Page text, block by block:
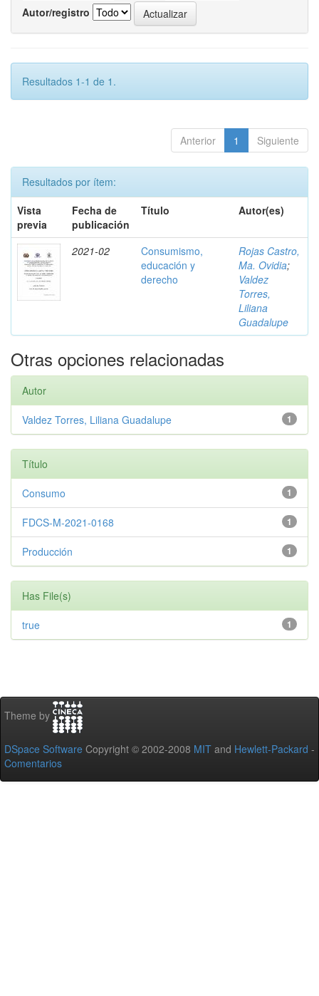
Autor/registro
Resultados 1-1 de 1.
Anterior 1 Siguiente
Resultados por ítem:
Vista
previa
Fecha de
publicación
Título Autor(es)
2021-02
Consumismo,
educación y
derecho
Rojas Castro,
Ma. Ovidia;
Valdez
Torres,
Liliana
Guadalupe
Otras opciones relacionadas
Autor
1
Valdez Torres, Liliana Guadalupe
Título
1
Consumo
1
FDCS-M-2021-0168
1
Producción
Has File(s)
1
true
Theme by
DSpace Software Copyright © 2002-2008 MIT and Hewlett-Packard -
Comentarios